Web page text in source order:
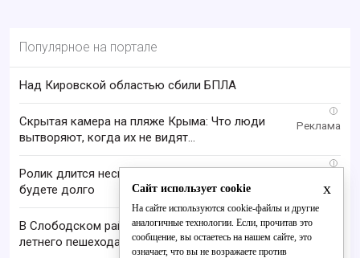
Популярное на портале
Над Кировской областью сбили БПЛА
i
Скрытая камера на пляже Крыма: Что люди
вытворяют, когда их не видят...
i
Ролик длится несколько секунд, а смеяться вы
будете долго
В Слободском районе водитель фуры сбил 28-
летнего пешехода
x
Сайт использует cookie
На сайте используются cookie-файлы и другие
аналогичные технологии. Если, прочитав это
сообщение, вы остаетесь на нашем сайте, это
означает, что вы не возражаете против